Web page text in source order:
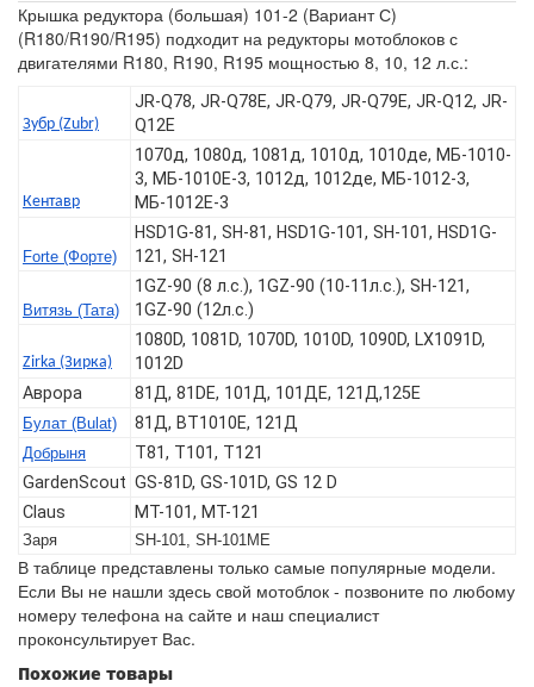
Крышка редуктора (большая) 101-2 (Вариант С)
(R180/R190/R195) подходит на редукторы мотоблоков с
двигателями R180, R190, R195 мощностью 8, 10, 12 л.с.:
Зубр (Zubr)
JR-Q78, JR-Q78E, JR-Q79, JR-Q79E, JR-Q12, JR-
Q12E
Кентавр
1070д, 1080д, 1081д, 1010д, 1010де, МБ-1010-
3, МБ-1010Е-3, 1012д, 1012де, МБ-1012-3,
МБ-1012Е-3
Forte (Форте)
HSD1G-81, SH-81, HSD1G-101, SH-101, HSD1G-
121, SH-121
Витязь (Тата)
1GZ-90 (8 л.с.), 1GZ-90 (10-11л.с.), SH-121,
1GZ-90 (12л.с.)
Zirka (Зирка)
1080D, 1081D, 1070D, 1010D, 1090D, LX1091D,
1012D
Аврора
81Д, 81DE, 101Д, 101ДЕ, 121Д,125Е
Булат (Bulat) 81Д, BT1010E, 121Д
Добрыня
T81, T101, T121
GardenScout GS-81D, GS-101D, GS 12 D
Claus
MT-101, MT-121
Заря SH-101, SH-101ME
В таблице представлены только самые популярные модели.
Если Вы не нашли здесь свой мотоблок - позвоните по любому
номеру телефона на сайте и наш специалист
проконсультирует Вас.
Похожие товары